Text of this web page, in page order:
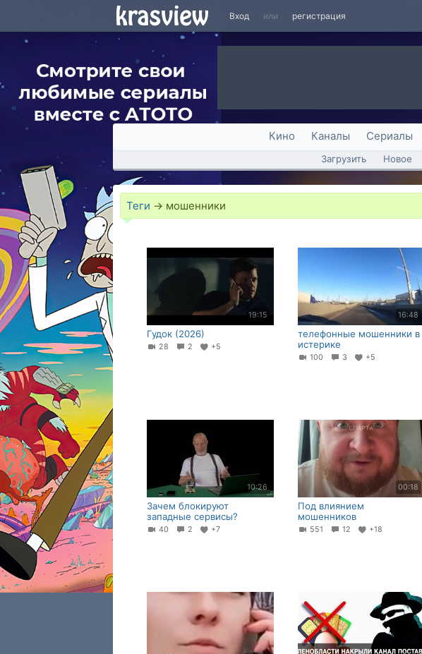
Вход или регистрация
Кино Каналы Сериалы
Загрузить Новое
Теги → мошенники
19:15
Гудок (2026)
28 2 +5
16:48
телефонные мошенники в
истерике
100 3 +5
10:26
Зачем блокируют
западные сервисы?
40 2 +7
00:18
Под влиянием
мошенников
551 12 +18